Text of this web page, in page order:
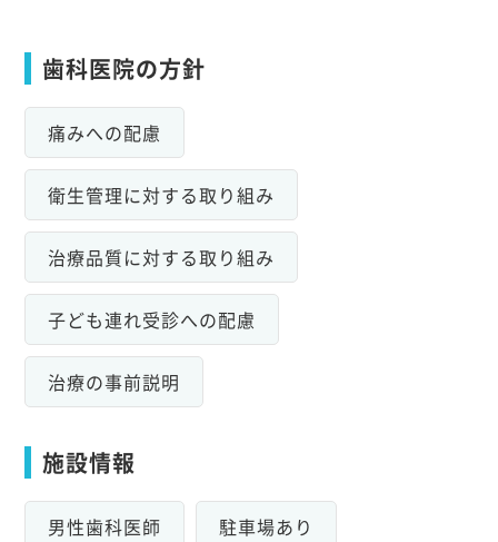
歯科医院の方針
痛みへの配慮
衛生管理に対する取り組み
治療品質に対する取り組み
子ども連れ受診への配慮
治療の事前説明
施設情報
男性歯科医師 駐車場あり